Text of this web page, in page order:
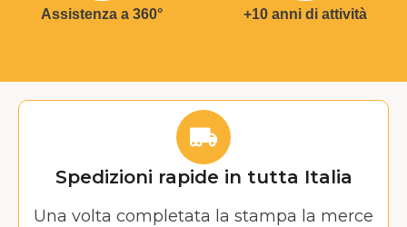
Assistenza a 360° +10 anni di attività
Spedizioni rapide in tutta Italia
Una volta completata la stampa la merce